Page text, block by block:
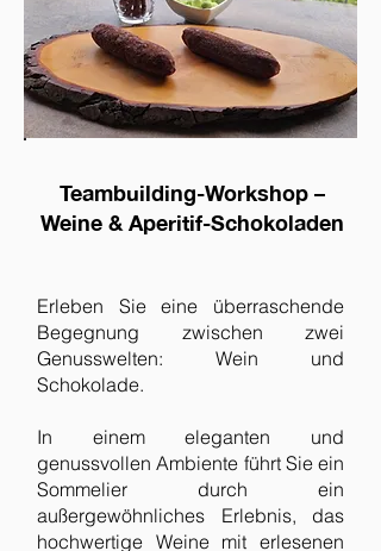
Teambuilding-Workshop –
Weine & Aperitif-Schokoladen
Erleben Sie eine überraschende
Begegnung zwischen zwei
Genusswelten: Wein und
Schokolade.
In einem eleganten und
genussvollen Ambiente führt Sie ein
Sommelier durch ein
außergewöhnliches Erlebnis, das
hochwertige Weine mit erlesenen